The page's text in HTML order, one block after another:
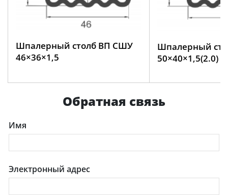
Шпалерный столб ВП СШУ
46×36×1,5
Шпалерный
50×40×1,5(2.0)
Обратная связь
Имя
Электронный адрес